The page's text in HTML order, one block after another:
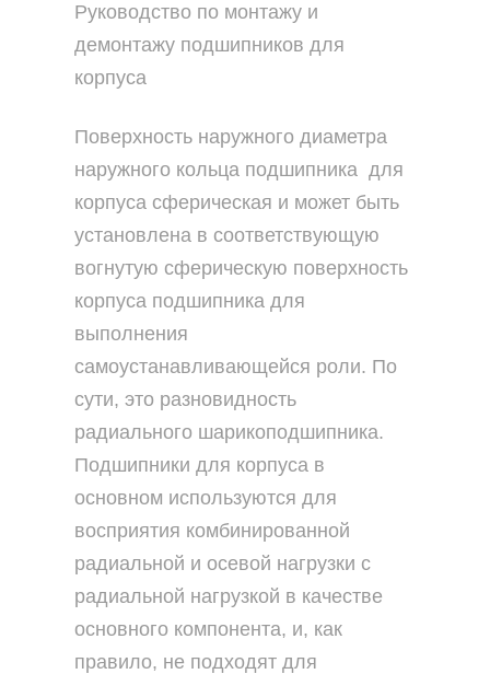
Руководство по монтажу и
демонтажу подшипников для
корпуса
Поверхность наружного диаметра
наружного кольца подшипника для
корпуса сферическая и может быть
установлена в соответствующую
вогнутую сферическую поверхность
корпуса подшипника для
выполнения
самоустанавливающейся роли. По
сути, это разновидность
радиального шарикоподшипника.
Подшипники для корпуса в
основном используются для
восприятия комбинированной
радиальной и осевой нагрузки с
радиальной нагрузкой в качестве
основного компонента, и, как
правило, не подходят для